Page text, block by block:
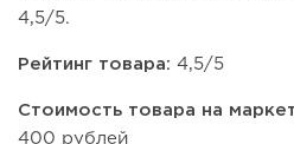
4,5/5.
Рейтинг товара: 4,5/5
Стоимость товара на
400 рублей